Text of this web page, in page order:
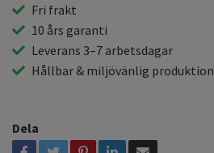
Fri frakt
10 års garanti
Leverans 3–7 arbetsdagar
Hållbar & miljövänlig produktion
Dela